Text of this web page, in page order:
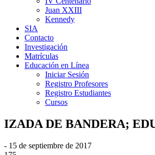
Juan XXIII
Kennedy
SIA
Contacto
Investigación
Matrículas
Educación en Línea
Iniciar Sesión
Registro Profesores
Registro Estudiantes
Cursos
IZADA DE BANDERA;
- 15 de septiembre de 2017